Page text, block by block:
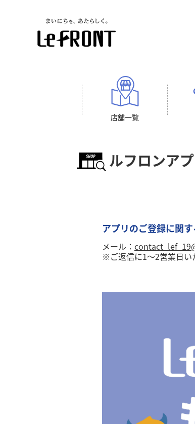
店舗一覧
ルフロンア
アプリのご登録に関
メール：
※ご返信に1～2営業日い